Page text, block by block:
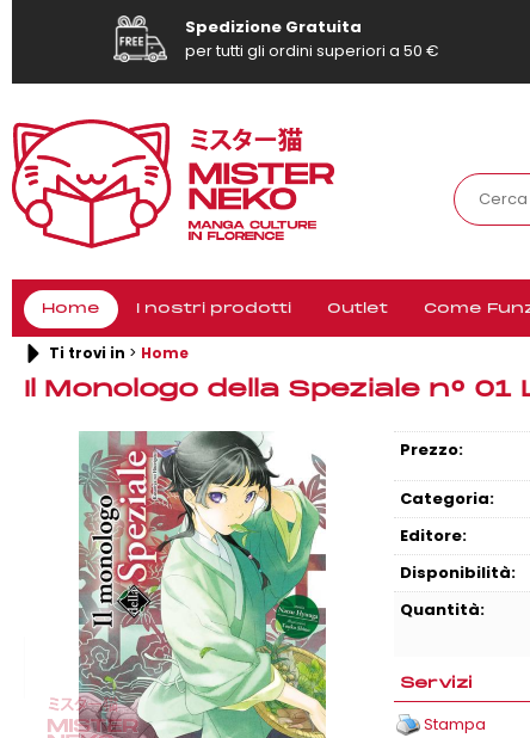
Spedizione Gratuita
per tutti gli ordini superiori a 50 €
Home I nostri prodotti Outlet Come
Ti trovi in Home
Il Monologo della Speziale n° 01
Prezzo:
Categoria:
Editore:
Disponibilità:
Quantità:
Servizi
Stampa